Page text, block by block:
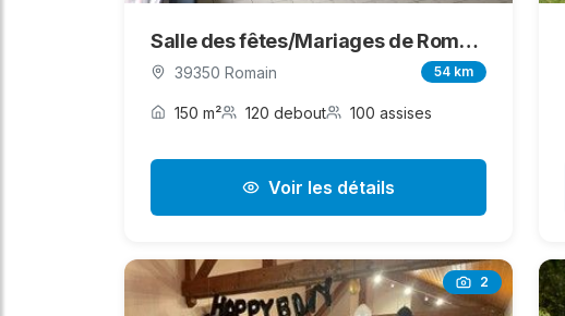
Salle des fêtes/Mariages de Romain Vigearde
39350 Romain 54 km
150 m² 120 debout 100 assises
Voir les détails
2